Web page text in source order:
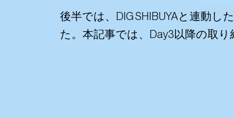
後半では、DIG SHIBUYAと連動
た。本記事では、Day3以降の取り